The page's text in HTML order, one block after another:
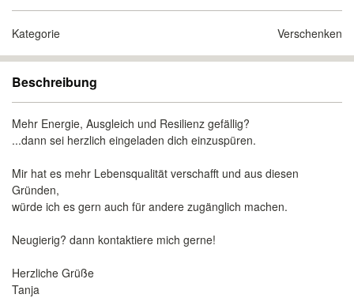
Kategorie Verschenken
Beschreibung
Mehr Energie, Ausgleich und Resilienz gefällig?
...dann sei herzlich eingeladen dich einzuspüren.
Mir hat es mehr Lebensqualität verschafft und aus diesen
Gründen,
würde ich es gern auch für andere zugänglich machen.
Neugierig? dann kontaktiere mich gerne!
Herzliche Grüße
Tanja